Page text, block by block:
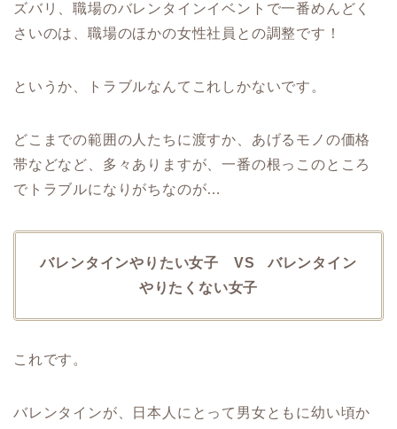
ズバリ、職場のバレンタインイベントで一番めんどく
さいのは、職場のほかの女性社員との調整です！
というか、トラブルなんてこれしかないです。
どこまでの範囲の人たちに渡すか、あげるモノの価格
帯などなど、多々ありますが、一番の根っこのところ
でトラブルになりがちなのが…
バレンタインやりたい女子 VS バレンタイン
やりたくない女子
これです。
バレンタインが、日本人にとって男女ともに幼い頃か